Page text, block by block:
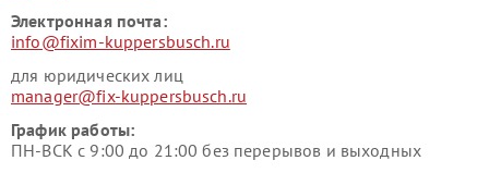
Электронная почта:
info@fixim-kuppersbusch.ru
для юридических лиц
manager@fix-kuppersbusch.ru
График работы:
ПН-ВСК с 9:00 до 21:00 без перерывов и выходных